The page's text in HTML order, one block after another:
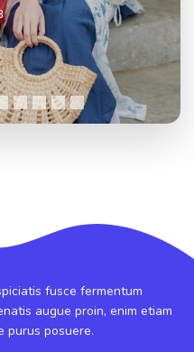
fusce fermentum
augue proin, enim etiam
purus posuere.